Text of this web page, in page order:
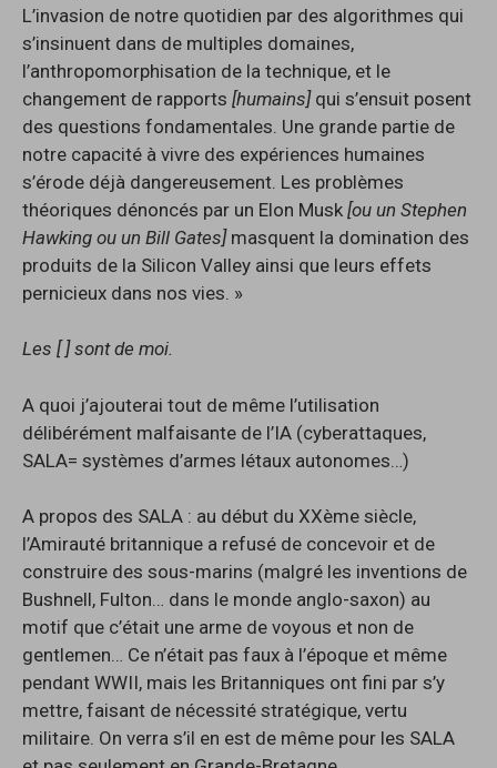
L’invasion de notre quotidien par des algorithmes qui
s’insinuent dans de multiples domaines,
l’anthropomorphisation de la technique, et le
changement de rapports [humains]qui s’ensuit posent
des questions fondamentales. Une grande partie de
notre capacité à vivre des expériences humaines
s’érode déjà dangereusement. Les problèmes
théoriques dénoncés par un Elon Musk [ou un Stephen
Hawking ou un Bill Gates]masquent la domination des
produits de la Silicon Valley ainsi que leurs effets
pernicieux dans nos vies. »
Les [ ] sont de moi.
A quoi j’ajouterai tout de même l’utilisation
délibérément malfaisante de l’IA (cyberattaques,
SALA= systèmes d’armes létaux autonomes…)
A propos des SALA : au début du XXème siècle,
l’Amirauté britannique a refusé de concevoir et de
construire des sous-marins (malgré les inventions de
Bushnell, Fulton… dans le monde anglo-saxon) au
motif que c’était une arme de voyous et non de
gentlemen… Ce n’était pas faux à l’époque et même
pendant WWII, mais les Britanniques ont fini par s’y
mettre, faisant de nécessité stratégique, vertu
militaire. On verra s’il en est de même pour les SALA